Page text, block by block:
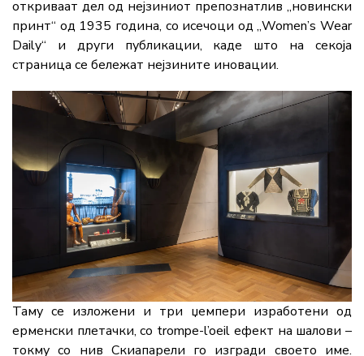
откриваат дел од нејзиниот препознатлив „новински
принт“ од 1935 година, со исечоци од „Women’s Wear
Daily“ и други публикации, каде што на секоја
страница се бележат нејзините иновации.
Таму се изложени и три џемпери изработени од
ерменски плетачки, со trompe-l’oeil ефект на шалови –
токму со нив Скиапарели го изгради своето име.